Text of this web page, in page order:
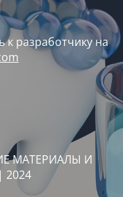
разработчику на
МАТЕРИАЛЫ И